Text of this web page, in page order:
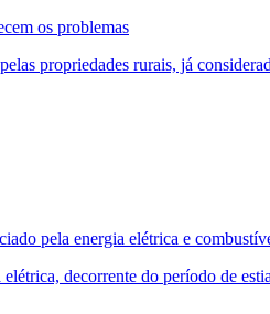
os problemas
propriedades rurais, já
pela energia elétrica e
decorrente do período de